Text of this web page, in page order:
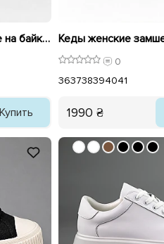
Кеды женские замшевые на байке 596052 Черные
0
363738394041
1990 ₴